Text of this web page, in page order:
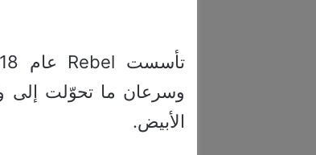
وسرعان ما تحوّلت إلى
الأبيض.